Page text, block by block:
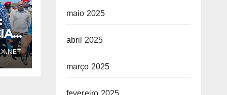
maio 2025
abril 2025
março 2025
fevereiro 2025